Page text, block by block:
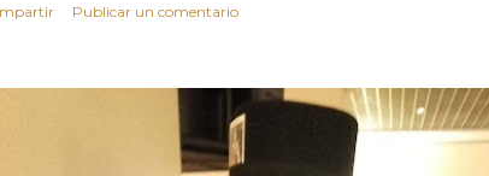
Publicar un comentario